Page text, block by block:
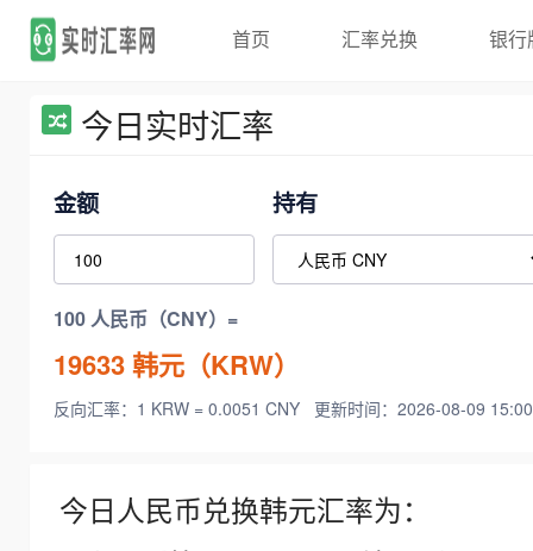
首页 汇率兑换 银行
今日实时汇率
金额 持有
100 人民币（CNY）=
19633韩元（KRW）
反向汇率：1 KRW = 0.0051 CNY 更新时间：2026-08-09
今日人民币兑换韩元汇率为：